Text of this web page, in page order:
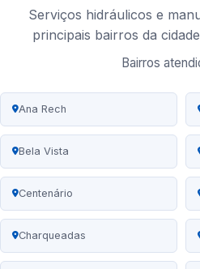
Serviços hidráulicos e
principais bairros da
Bairros
Ana Rech
Bela Vista
Centenário
Charqueadas